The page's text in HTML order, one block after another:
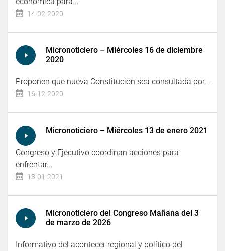
14-02-2020
Micronoticiero – Miércoles 16 de diciembre
2020
Proponen que nueva Constitución sea consultada por...
16-12-2020
Micronoticiero – Miércoles 13 de enero 2021
Congreso y Ejecutivo coordinan acciones para
enfrentar...
13-01-2021
Micronoticiero del Congreso Mañana del 3
de marzo de 2026
Informativo del acontecer regional y político del